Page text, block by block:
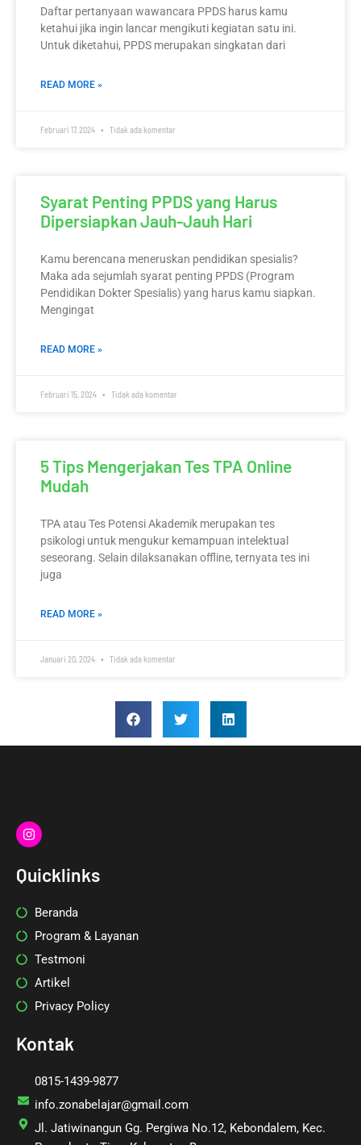
Daftar pertanyaan wawancara PPDS harus kamu
ketahui jika ingin lancar mengikuti kegiatan satu ini.
Untuk diketahui, PPDS merupakan singkatan dari
READ MORE »
Februari 17, 2024 Tidak ada komentar
Syarat Penting PPDS yang Harus
Dipersiapkan Jauh-Jauh Hari
Kamu berencana meneruskan pendidikan spesialis?
Maka ada sejumlah syarat penting PPDS (Program
Pendidikan Dokter Spesialis) yang harus kamu siapkan.
Mengingat
READ MORE »
Februari 15, 2024 Tidak ada komentar
5 Tips Mengerjakan Tes TPA Online
Mudah
TPA atau Tes Potensi Akademik merupakan tes
psikologi untuk mengukur kemampuan intelektual
seseorang. Selain dilaksanakan offline, ternyata tes ini
juga
READ MORE »
Januari 20, 2024 Tidak ada komentar
I
n
s
a
m
Quicklinks
Beranda
Program & Layanan
Testmoni
Artikel
Privacy Policy
Kontak
0815-1439-9877
info.zonabelajar@gmail.com
Jl. Jatiwinangun Gg. Pergiwa No.12, Kebondalem, Kec.